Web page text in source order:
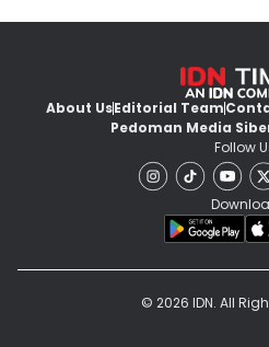
About UsEditorial Team
Pedoman Media
Follow
© 2026 IDN. All